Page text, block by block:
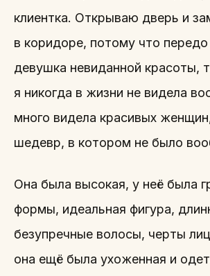
клиентка. Открываю дверь и
в коридоре, потому что
девушка невиданной красоты,
я никогда в жизни не видела
много видела красивых
шедевр, в котором не было
Она была высокая, у неё была
формы, идеальная фигура,
безупречные волосы, черты
она ещё была ухоженная и